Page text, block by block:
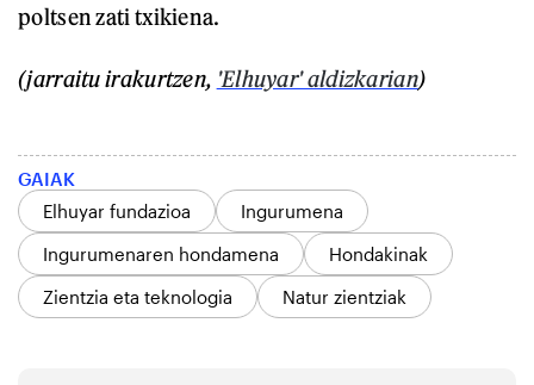
poltsen zati txikiena.
(jarraituirakurtzen, 'Elhuyar' aldizkarian)
GAIAK
Elhuyar fundazioa
Ingurumena
Ingurumenaren hondamena
Hondakinak
Zientzia eta teknologia
Natur zientziak